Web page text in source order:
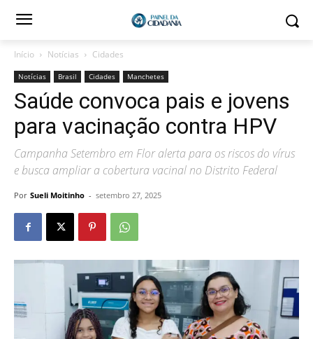
Início Notícias Cidades
Notícias Brasil Cidades Manchetes
Saúde convoca pais e jovens
para vacinação contra HPV
Campanha Setembro em Flor alerta para os riscos do vírus
e busca ampliar a cobertura vacinal no Distrito Federal
Por Sueli Moitinho - setembro 27, 2025